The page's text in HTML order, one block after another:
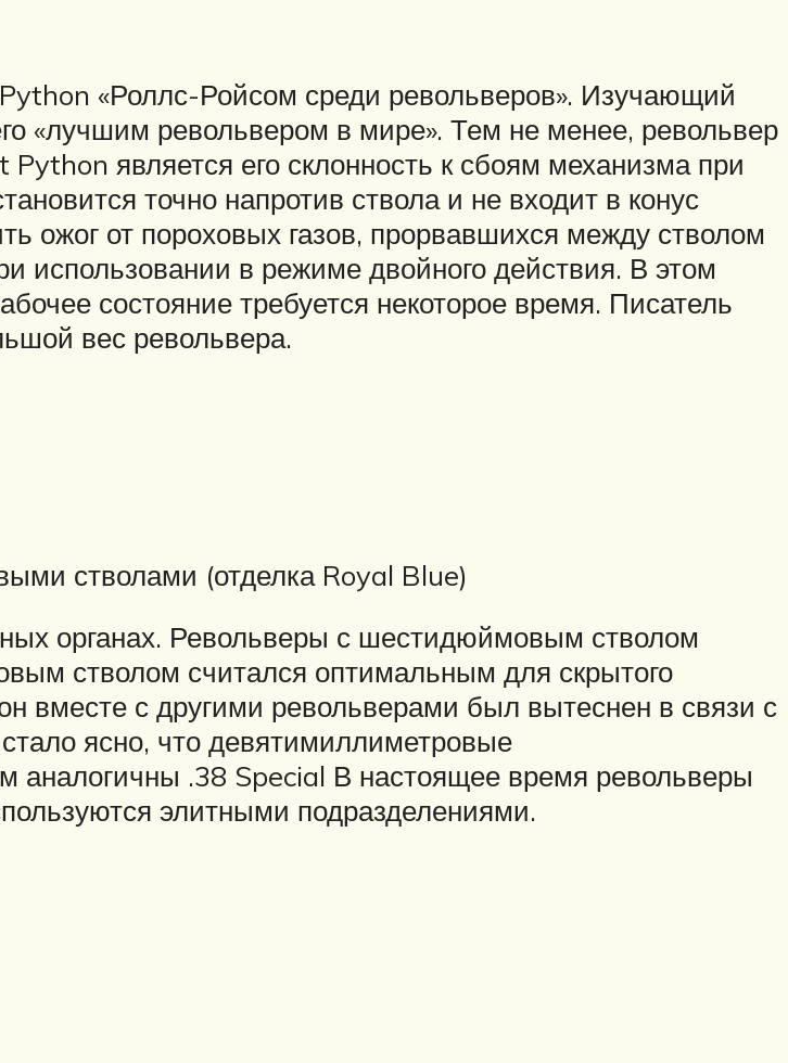
«Роллс-Ройсом среди револьверов». Изучающий
«лучшим револьвером в мире». Тем не менее, револьвер
является его склонность к сбоям механизма при
точно напротив ствола и не входит в конус
ожог от пороховых газов, прорвавшихся между стволом
использовании в режиме двойного действия. В этом
состояние требуется некоторое время. Писатель
вес револьвера.
стволами (отделка Royal Blue)
органах. Револьверы с шестидюймовым стволом
стволом считался оптимальным для скрытого
вместе с другими револьверами был вытеснен в связи с
ясно, что девятимиллиметровые
аналогичны .38 Special В настоящее время револьверы
элитными подразделениями.